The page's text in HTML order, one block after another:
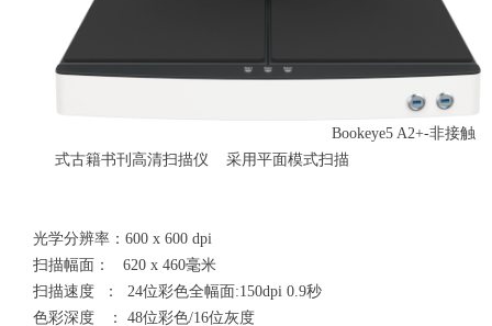
Bookeye5 A2+-非接触
式古籍书刊高清扫描仪 采用平面模式扫描
光学分辨率：600 x 600 dpi
扫描幅面： 620 x 460毫米
扫描速度 ： 24位彩色全幅面:150dpi 0.9秒
色彩深度 ： 48位彩色/16位灰度